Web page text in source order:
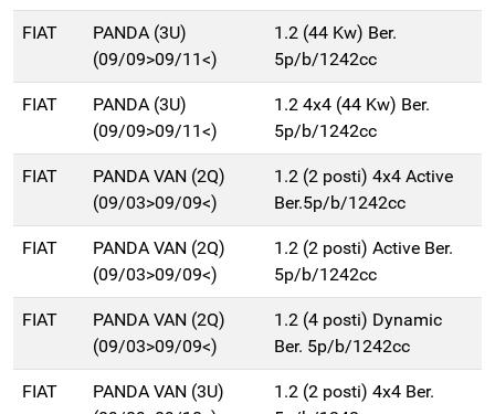
FIAT
PANDA (3U)
(09/09>09/11<)
1.2 (44 Kw) Ber.
5p/b/1242cc
FIAT
PANDA (3U)
(09/09>09/11<)
1.2 4x4 (44 Kw) Ber.
5p/b/1242cc
FIAT
PANDA VAN (2Q)
(09/03>09/09<)
1.2 (2 posti) 4x4 Active
Ber.5p/b/1242cc
FIAT
PANDA VAN (2Q)
(09/03>09/09<)
1.2 (2 posti) Active Ber.
5p/b/1242cc
FIAT
PANDA VAN (2Q)
(09/03>09/09<)
1.2 (4 posti) Dynamic
Ber. 5p/b/1242cc
FIAT
PANDA VAN (3U)
1.2 (2 posti) 4x4 Ber.